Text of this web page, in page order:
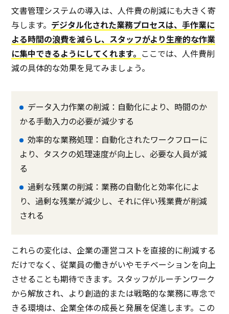
文書管理システムの導入は、人件費の削減にも大きく寄
与します。 デジタル化された業務プロセスは、手作業に
よる時間の浪費を減らし、スタッフがより生産的な作業
に集中できるようにしてくれます。 ここでは、人件費削
減の具体的な効果を見てみましょう。
データ入力作業の削減：自動化により、時間のか
かる手動入力の必要が減少する
効率的な業務処理：自動化されたワークフローに
より、タスクの処理速度が向上し、必要な人員が減
る
過剰な残業の削減：業務の自動化と効率化によ
り、過剰な残業が減少し、それに伴い残業費が削減
される
これらの変化は、企業の運営コストを直接的に削減する
だけでなく、従業員の働きがいやモチベーションを向上
させることも期待できます。スタッフがルーチンワーク
から解放され、より創造的または戦略的な業務に専念で
きる環境は、企業全体の成長と発展を促進します。この